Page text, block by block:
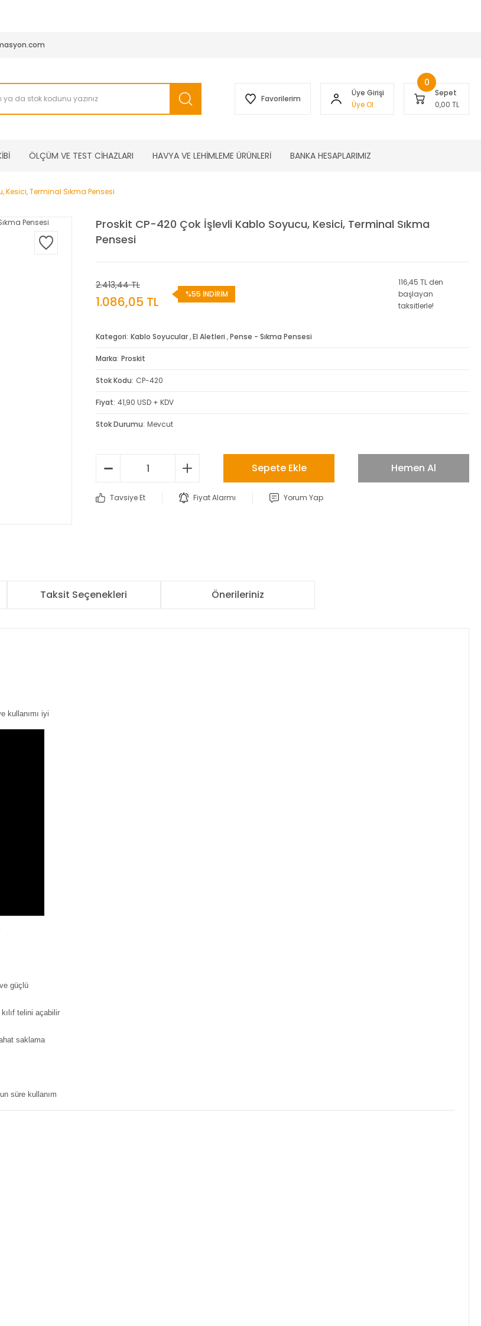
Favorilerim
Üye Girişi
Üye Ol
Sepet
0,00 TL
0
ÖLÇÜM VE TEST CİHAZLARI HAVYA VE LEHİMLEME ÜRÜNLERİ BANKA HESAPLARIMIZ
Kesici, Terminal Sıkma Pensesi
Proskit CP-420 Çok İşlevli Kablo Soyucu, Kesici, Terminal Sıkma
Pensesi
2.413,44 TL
1.086,05 TL %55 İNDİRİM
116,45 TL den
başlayan
taksitlerle!
Kategori Kablo Soyucular,El Aletleri ,Pense - Sıkma Pensesi
Marka Proskit
Stok Kodu CP-420
Fiyat 41,90 USD + KDV
Stok Durumu Mevcut
Sepete Ekle Hemen Al
Tavsiye Et Fiyat Alarmı Yorum Yap
Taksit Seçenekleri Önerileriniz
kullanımı iyi
güçlü
telini açabilir
saklama
süre kullanım